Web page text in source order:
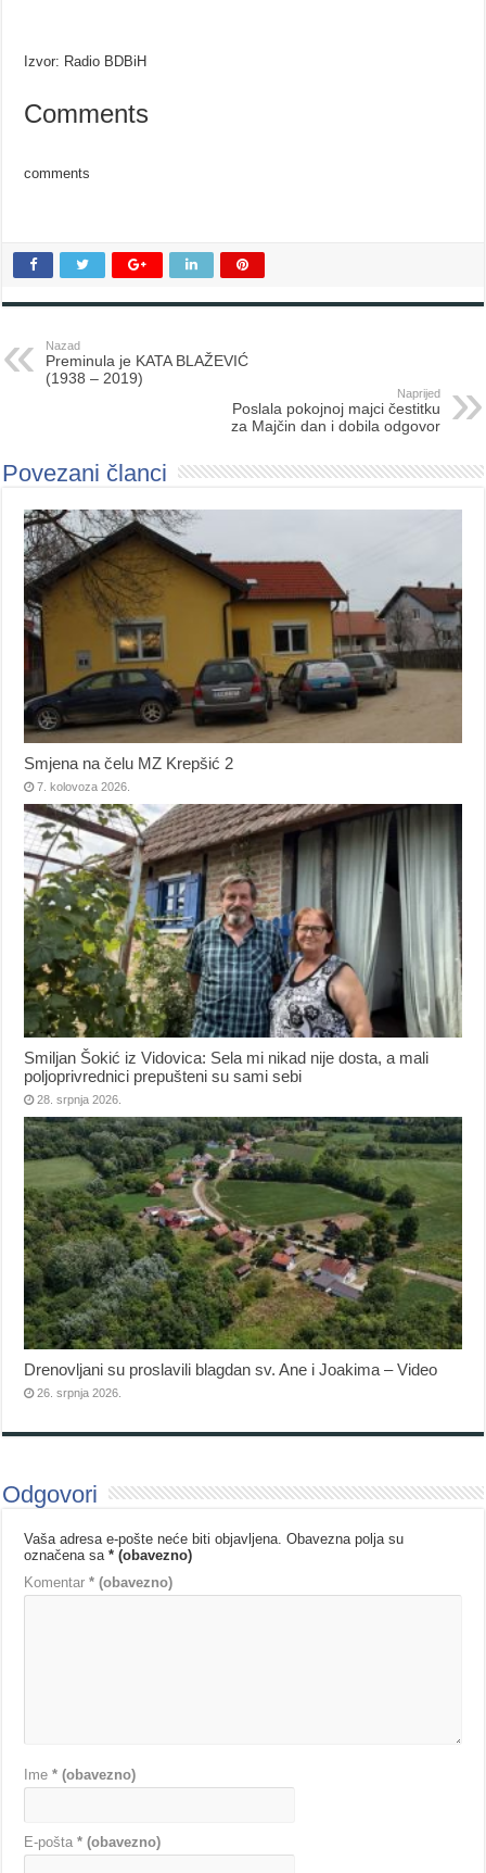
Izvor: Radio BDBiH
Comments
comments
Nazad
Preminula je KATA BLAŽEVIĆ
(1938 – 2019)
Naprijed
Poslala pokojnoj majci čestitku
za Majčin dan i dobila odgovor
Povezani članci
Smjena na čelu MZ Krepšić 2
7. kolovoza 2026.
Smiljan Šokić iz Vidovica: Sela mi nikad nije dosta, a mali
poljoprivrednici prepušteni su sami sebi
28. srpnja 2026.
Drenovljani su proslavili blagdan sv. Ane i Joakima – Video
26. srpnja 2026.
Odgovori
Vaša adresa e-pošte neće biti objavljena. Obavezna polja su
označena sa* (obavezno)
Komentar* (obavezno)
Ime* (obavezno)
E-pošta* (obavezno)